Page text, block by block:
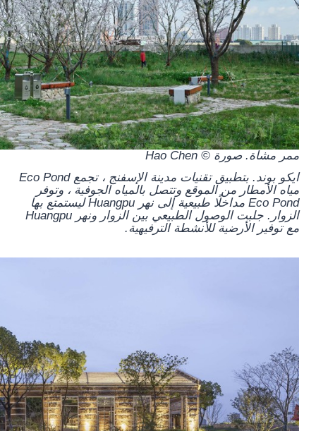
ممر مشاة. صورة © Hao Chen
ايكو بوند.
بتطبيق تقنيات مدينة الإسفنج ، تجمع Eco Pond
مياه الأمطار من الموقع وتتصل بالمياه الجوفية ، وتوفر
Eco Pond مداخلًا طبيعية إلى نهر Huangpu ليستمتع بها
الزوار. جلبت الوصول الطبيعي بين الزوار ونهر Huangpu
مع توفير الأرضية للأنشطة الترفيهية.